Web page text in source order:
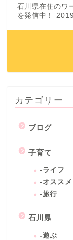
石川県在住のワ
を発信中！
カテゴリー
ブログ
子育て
-ライフ
-オスス
-旅行
石川県
-遊ぶ